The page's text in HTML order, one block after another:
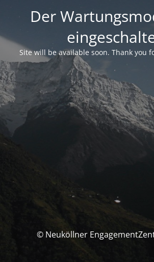
Der
Site will be available soon. Thank you
© Neuköllner